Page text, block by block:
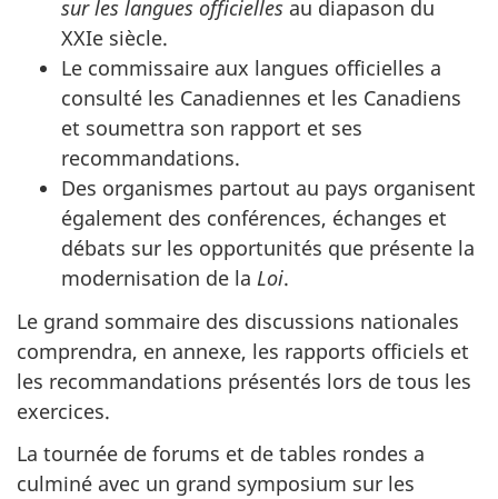
sur les langues officielles au diapason du
XXIe siècle.
Le commissaire aux langues officielles a
consulté les Canadiennes et les Canadiens
et soumettra son rapport et ses
recommandations.
Des organismes partout au pays organisent
également des conférences, échanges et
débats sur les opportunités que présente la
modernisation de la Loi.
Le grand sommaire des discussions nationales
comprendra, en annexe, les rapports officiels et
les recommandations présentés lors de tous les
exercices.
La tournée de forums et de tables rondes a
culminé avec un grand symposium sur les